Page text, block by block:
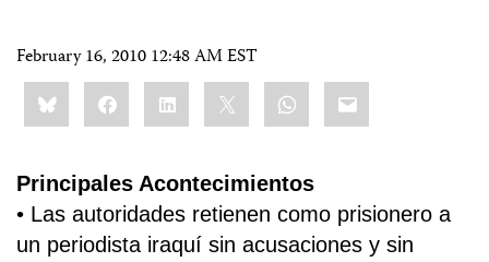
February 16, 2010 12:48 AM EST
Share
this:BlueskyFacebookLinkedIn WhatsApp
Email
Principales Acontecimientos
• Las autoridades retienen como prisionero a
un periodista iraquí sin acusaciones y sin